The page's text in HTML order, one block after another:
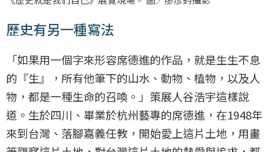
歷史有另一種寫法
「如果用一個字來形容席德進的作品，就是生生不息
的『生』，所有他筆下的山水、動物、植物，以及人
物，都是一種生命的召喚。」策展人谷浩宇這樣說
道。生於四川、畢業於杭州藝專的席德進，在1948年
來到台灣、落腳嘉義任教，開始愛上這片土地，用畫